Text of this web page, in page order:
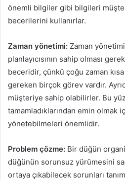
önemli bilgiler gibi bilgileri
becerilerini kullanırlar.
Zaman yönetimi: Zaman
planlayıcısının sahip olması
beceridir, çünkü çoğu zaman
gereken birçok görev vardır.
müşteriye sahip olabilirler. Bu
tamamladıklarından emin olmak
yönetebilmeleri önemlidir.
Problem çözme: Bir düğün
düğünün sorunsuz yürümesini
ortaya çıkabilecek sorunları